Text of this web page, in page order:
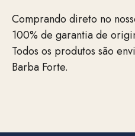
Comprando direto no
100% de garantia de
Todos os produtos são
Barba Forte.